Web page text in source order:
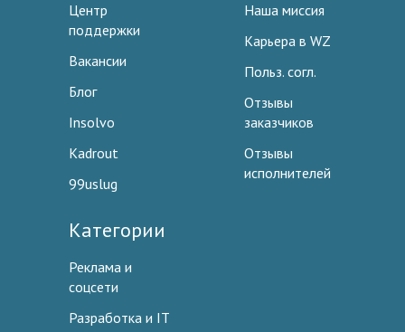
Центр
поддержки
Вакансии
Блог
Insolvo
Kadrout
99uslug
Наша миссия
Карьера в WZ
Польз. согл.
Отзывы
заказчиков
Отзывы
исполнителей
Категории
Реклама и
соцсети
Разработка и IT